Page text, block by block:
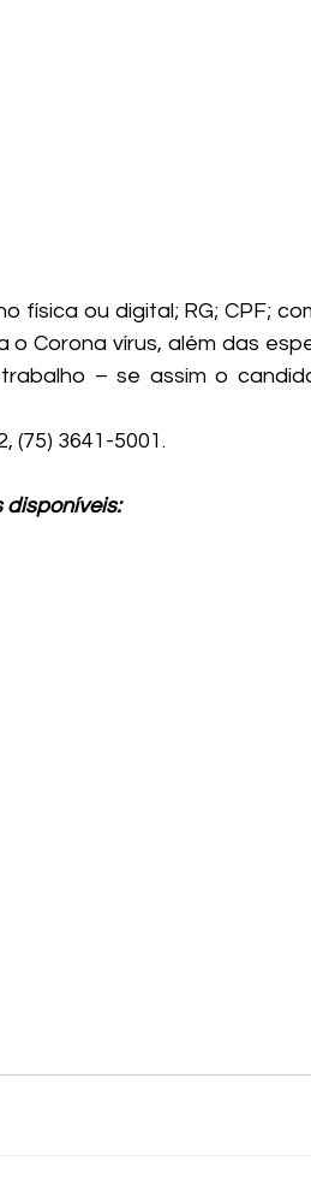
física ou digital; RG; CPF;
Corona vírus, além das
– se assim o
(75) 3641-5001.
disponíveis: